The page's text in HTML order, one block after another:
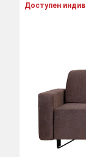
Доступен